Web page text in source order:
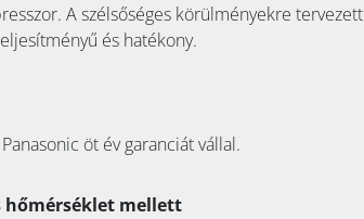
A szélsőséges körülményekre tervezett
és hatékony.
öt év garanciát vállal.
hőmérséklet mellett